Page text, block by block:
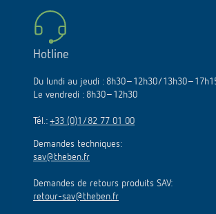
Hotline
Du lundi au jeudi : 8h30–12h30/
Le vendredi : 8h30–12h30
Tél.: +33 (0)1/82 77 01 00
Demandes techniques:
sav@theben.fr
Demandes de retours produits SAV:
retour-sav@theben.fr